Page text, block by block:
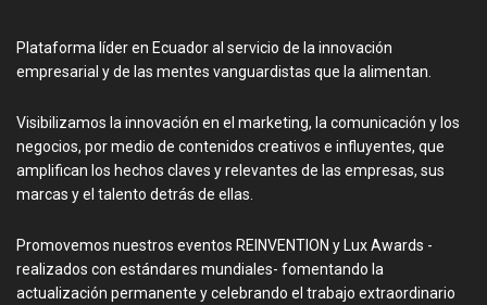
Plataforma líder en Ecuador al servicio de la innovación
empresarial y de las mentes vanguardistas que la alimentan.
Visibilizamos la innovación en el marketing, la comunicación y los
negocios, por medio de contenidos creativos e influyentes, que
amplifican los hechos claves y relevantes de las empresas, sus
marcas y el talento detrás de ellas.
Promovemos nuestros eventos REINVENTION y Lux Awards -
realizados con estándares mundiales- fomentando la
actualización permanente y celebrando el trabajo extraordinario